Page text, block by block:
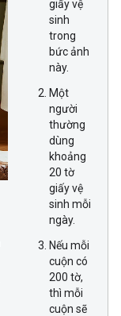
giấy vệ
sinh
trong
bức ảnh
này.
Một
người
thường
dùng
khoảng
20 tờ
giấy vệ
sinh mỗi
ngày.
Nếu mỗi
cuộn có
200 tờ,
thì mỗi
cuộn sẽ